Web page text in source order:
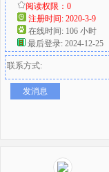
阅读权限：0
注册时间: 2020-3-9
在线时间: 106 小时
最后登录: 2024-12-25
联系方式:
发消息